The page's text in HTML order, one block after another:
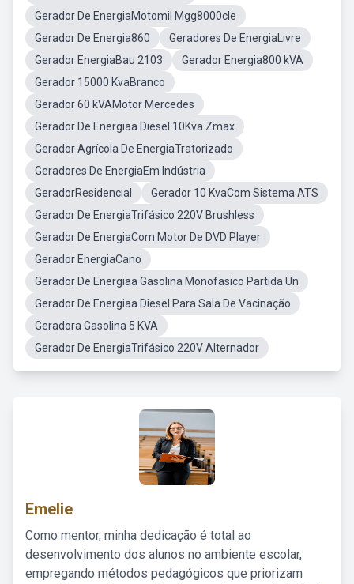
Gerador De EnergiaMotomil Mgg8000cle
Gerador De Energia860
Geradores De EnergiaLivre
Gerador EnergiaBau 2103
Gerador Energia800 kVA
Gerador 15000 KvaBranco
Gerador 60 kVAMotor Mercedes
Gerador De Energiaa Diesel 10Kva Zmax
Gerador Agrícola De EnergiaTratorizado
Geradores De EnergiaEm Indústria
GeradorResidencial
Gerador 10 KvaCom Sistema ATS
Gerador De EnergiaTrifásico 220V Brushless
Gerador De EnergiaCom Motor De DVD Player
Gerador EnergiaCano
Gerador De Energiaa Gasolina Monofasico Partida Un
Gerador De Energiaa Diesel Para Sala De Vacinação
Geradora Gasolina 5 KVA
Gerador De EnergiaTrifásico 220V Alternador
Emelie
Como mentor, minha dedicação é total ao
desenvolvimento dos alunos no ambiente escolar,
empregando métodos pedagógicos que priorizam